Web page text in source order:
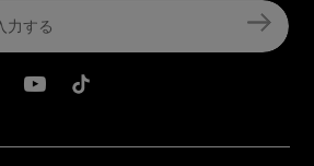
Instagram
LinkedIn
Belkin Youtube
Belkin TikTok